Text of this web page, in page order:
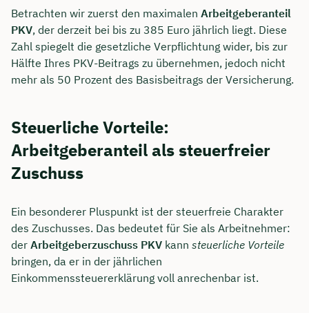
Betrachten wir zuerst den maximalen Arbeitgeberanteil
PKV, der derzeit bei bis zu 385 Euro jährlich liegt. Diese
Zahl spiegelt die gesetzliche Verpflichtung wider, bis zur
Hälfte Ihres PKV-Beitrags zu übernehmen, jedoch nicht
mehr als 50 Prozent des Basisbeitrags der Versicherung.
Steuerliche Vorteile:
Arbeitgeberanteil als steuerfreier
Zuschuss
Ein besonderer Pluspunkt ist der steuerfreie Charakter
des Zuschusses. Das bedeutet für Sie als Arbeitnehmer:
der Arbeitgeberzuschuss PKV kann steuerliche Vorteile
bringen, da er in der jährlichen
Einkommenssteuererklärung voll anrechenbar ist.